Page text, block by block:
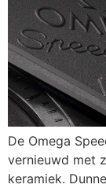
De Omega
vernieuwd met
keramiek.